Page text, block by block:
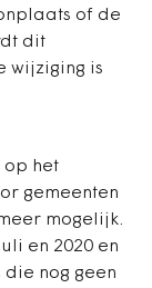
of de
dit
wijziging is
op het
gemeenten
mogelijk.
en 2020 en
nog geen